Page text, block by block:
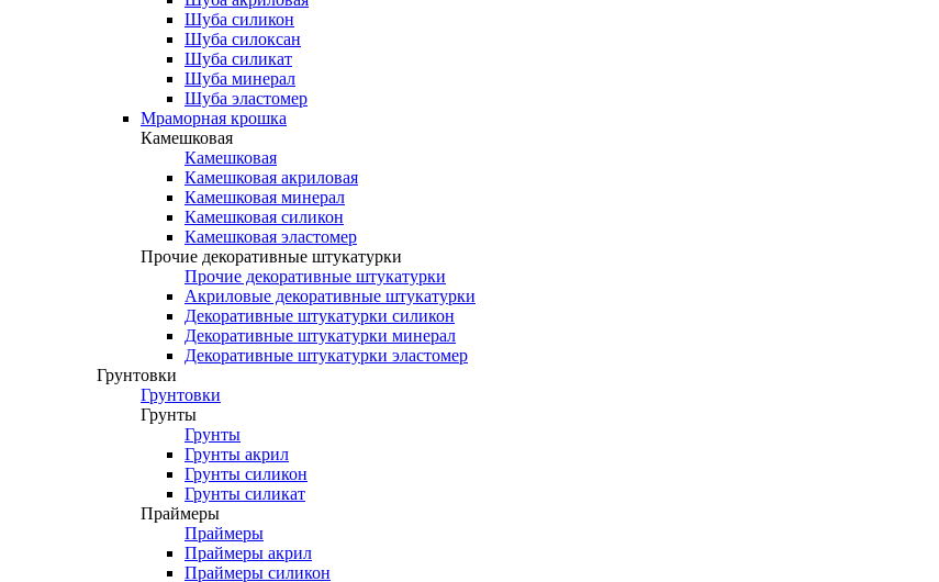
Шуба силикон
Шуба силоксан
Шуба силикат
Шуба минерал
Шуба эластомер
Мраморная крошка
Камешковая
Камешковая
Камешковая акриловая
Камешковая минерал
Камешковая силикон
Камешковая эластомер
Прочие декоративные штукатурки
Прочие декоративные штукатурки
Акриловые декоративные штукатурки
Декоративные штукатурки силикон
Декоративные штукатурки минерал
Декоративные штукатурки эластомер
Грунтовки
Грунтовки
Грунты
Грунты
Грунты акрил
Грунты силикон
Грунты силикат
Праймеры
Праймеры
Праймеры акрил
Праймеры силикон